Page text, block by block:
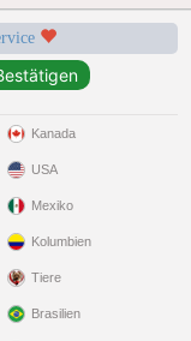
Kanada
USA
Mexiko
Kolumbien
Tiere
Brasilien